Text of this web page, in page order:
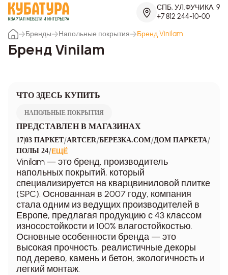
СПБ, УЛ.ФУЧИКА, 9
+7 812 244-10-00
Бренды
Напольные покрытия Бренд Vinilam
Бренд Vinilam
ЧТО ЗДЕСЬ КУПИТЬ
НАПОЛЬНЫЕ ПОКРЫТИЯ
ПРЕДСТАВЛЕН В МАГАЗИНАХ
17|03 ПАРКЕТ/ARTCER/БЕРЕЗКА.COM/ДОМ ПАРКЕТА/
ПОЛЫ 24/ЕЩЁ
Vinilam — это бренд, производитель
напольных покрытий, который
специализируется на кварцвиниловой плитке
(SPC). Основанная в 2007 году, компания
стала одним из ведущих производителей в
Европе, предлагая продукцию с 43 классом
износостойкости и 100% влагостойкостью.
Основные особенности бренда — это
высокая прочность, реалистичные декоры
под дерево, камень и бетон, экологичность и
легкий монтаж.